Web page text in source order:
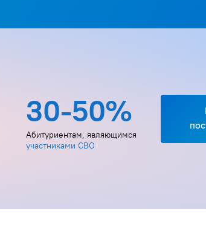
30-50%
Абитуриентам, являющимся
участниками СВО